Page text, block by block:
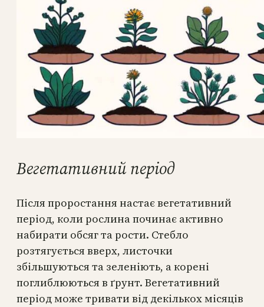
Вегетативний період
Після проростання настає вегетативний
період, коли рослина починає активно
набирати обсяг та рости. Стебло
розтягується вверх, листочки
збільшуються та зеленіють, а корені
поглиблюються в ґрунт. Вегетативний
період може тривати від декількох місяців